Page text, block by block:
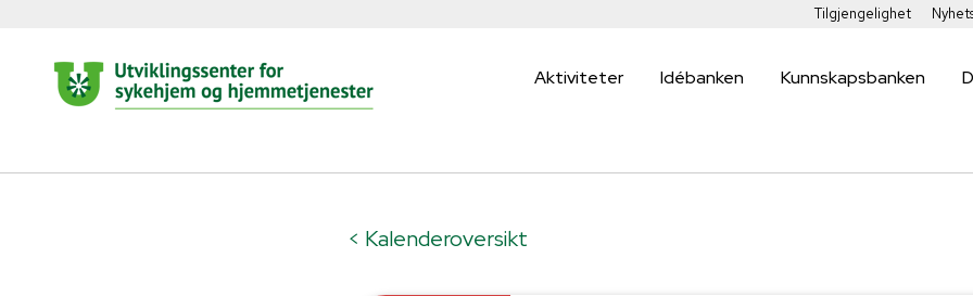
Tilgjengelighet
Aktiviteter Idébanken Kunnskapsbanken
< Kalenderoversikt